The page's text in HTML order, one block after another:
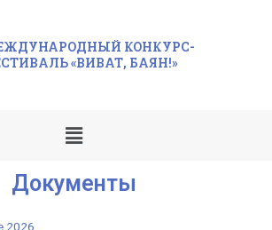
КОНКУРС-
«ВИВАТ, БАЯН!»
Документы
2026